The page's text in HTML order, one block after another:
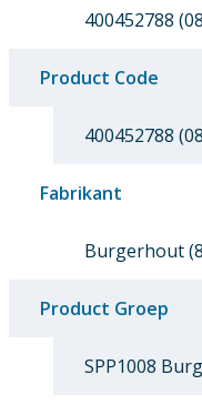
400452788
Product Code
400452788
Fabrikant
Burgerhout
Product Groep
SPP1008